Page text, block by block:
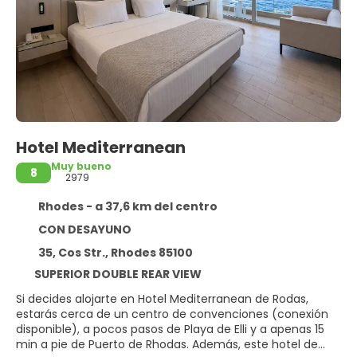
Hotel Mediterranean
8
Muy bueno
2979
Rhodes - a 37,6 km del centro
CON DESAYUNO
35, Cos Str., Rhodes 85100
SUPERIOR DOUBLE REAR VIEW
Si decides alojarte en Hotel Mediterranean de Rodas,
estarás cerca de un centro de convenciones (conexión
disponible), a pocos pasos de Playa de Elli y a apenas 15
min a pie de Puerto de Rhodas. Además, este hotel de